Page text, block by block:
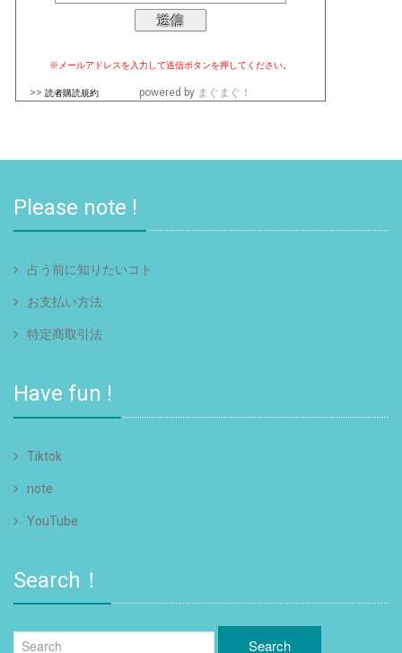
※メールアドレスを入力して送信ボタンを押してください。
>> 読者購読規約 powered by まぐまぐ！
Please note !
占う前に知りたいコト
お支払い方法
特定商取引法
Have fun !
Tiktok
note
YouTube
Search！